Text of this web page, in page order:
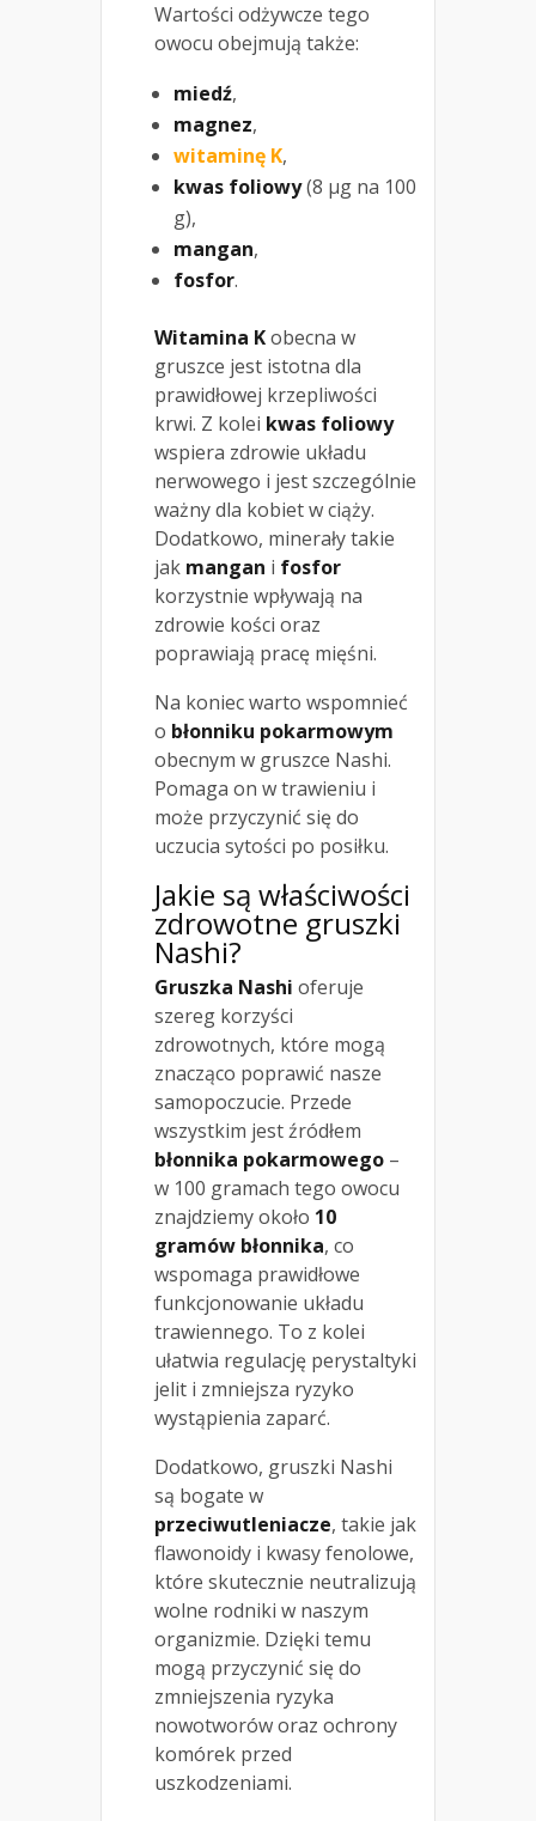
Wartości odżywcze tego
owocu obejmują także:
miedź,
magnez,
witaminę K,
kwas foliowy(8 μg na 100
g),
mangan,
fosfor.
Witamina Kobecna w
gruszce jest istotna dla
prawidłowej krzepliwości
krwi. Z kolei kwas foliowy
wspiera zdrowie układu
nerwowego i jest szczególnie
ważny dla kobiet w ciąży.
Dodatkowo, minerały takie
jak mangan i fosfor
korzystnie wpływają na
zdrowie kości oraz
poprawiają pracę mięśni.
Na koniec warto wspomnieć
o błonniku pokarmowym
obecnym w gruszce Nashi.
Pomaga on w trawieniu i
może przyczynić się do
uczucia sytości po posiłku.
Jakie są właściwości
zdrowotne gruszki
Nashi?
Gruszka Nashi oferuje
szereg korzyści
zdrowotnych, które mogą
znacząco poprawić nasze
samopoczucie. Przede
wszystkim jest źródłem
błonnika pokarmowego –
w 100 gramach tego owocu
znajdziemy około 10
gramów błonnika, co
wspomaga prawidłowe
funkcjonowanie układu
trawiennego. To z kolei
ułatwia regulację perystaltyki
jelit i zmniejsza ryzyko
wystąpienia zaparć.
Dodatkowo, gruszki Nashi
są bogate w
przeciwutleniacze, takie jak
flawonoidy i kwasy fenolowe,
które skutecznie neutralizują
wolne rodniki w naszym
organizmie. Dzięki temu
mogą przyczynić się do
zmniejszenia ryzyka
nowotworów oraz ochrony
komórek przed
uszkodzeniami.